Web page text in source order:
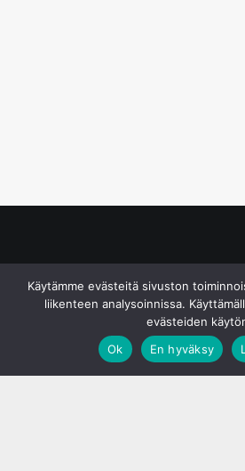
Käytämme evästeitä sivuston
liikenteen analysoinnissa.
evästeiden
Ok
En hyväksy